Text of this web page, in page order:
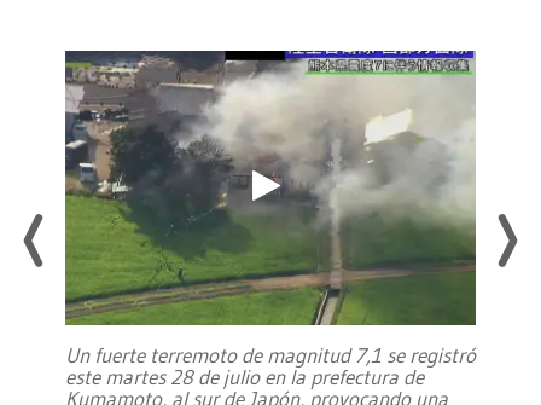
Un fuerte terremoto de magnitud 7,1 se registró
este martes 28 de julio en la prefectura de
Kumamoto, al sur de Japón, provocando una